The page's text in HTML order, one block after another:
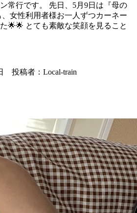
常行です。 先日、5月9日は『母の
女性利用者様お一人ずつカーネー
🌟🌟 とても素敵な笑顔を見ること
投稿者：Local-train